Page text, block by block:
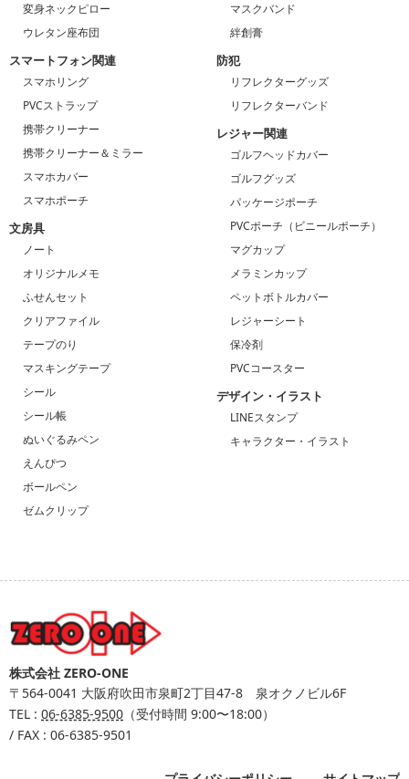
変身ネックピロー
ウレタン座布団
スマートフォン関連
スマホリング
PVCストラップ
携帯クリーナー
携帯クリーナー＆ミラー
スマホカバー
スマホポーチ
文房具
ノート
オリジナルメモ
ふせんセット
クリアファイル
テープのり
マスキングテープ
シール
シール帳
ぬいぐるみペン
えんぴつ
ボールペン
ゼムクリップ
マスクバンド
絆創膏
防犯
リフレクターグッズ
リフレクターバンド
レジャー関連
ゴルフヘッドカバー
ゴルフグッズ
パッケージポーチ
PVCポーチ（ビニールポーチ）
マグカップ
メラミンカップ
ペットボトルカバー
レジャーシート
保冷剤
PVCコースター
デザイン・イラスト
LINEスタンプ
キャラクター・イラスト
株式会社 ZERO-ONE
〒564-0041 大阪府吹田市泉町2丁目47-8 泉オクノビル6F
TEL : 06-6385-9500 （受付時間 9:00〜18:00）
/ FAX : 06-6385-9501